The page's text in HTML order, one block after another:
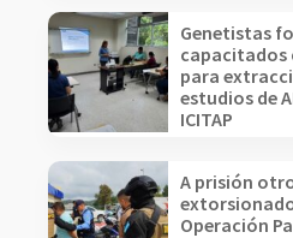
Genetistas
capacitados
para
estudios de
ICITAP
A prisión
Operación